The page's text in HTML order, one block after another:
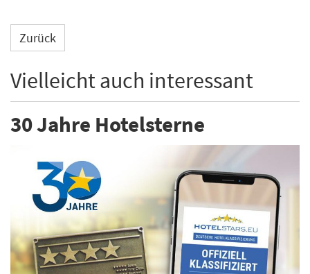
Zurück
Vielleicht auch interessant
30 Jahre Hotelsterne